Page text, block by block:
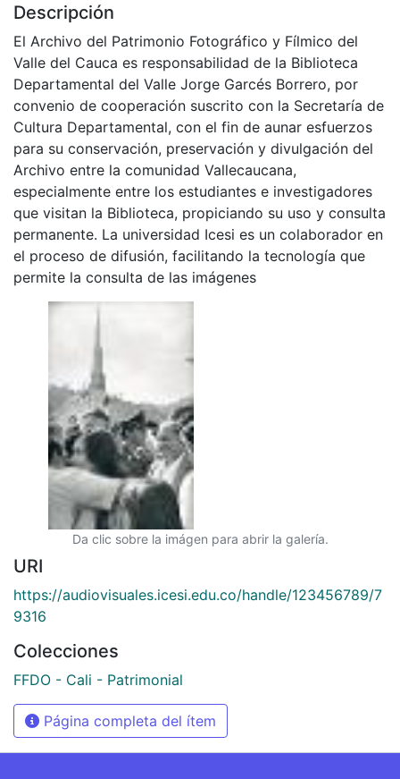
Descripción
El Archivo del Patrimonio Fotográfico y Fílmico del
Valle del Cauca es responsabilidad de la Biblioteca
Departamental del Valle Jorge Garcés Borrero, por
convenio de cooperación suscrito con la Secretaría de
Cultura Departamental, con el fin de aunar esfuerzos
para su conservación, preservación y divulgación del
Archivo entre la comunidad Vallecaucana,
especialmente entre los estudiantes e investigadores
que visitan la Biblioteca, propiciando su uso y consulta
permanente. La universidad Icesi es un colaborador en
el proceso de difusión, facilitando la tecnología que
permite la consulta de las imágenes
Da clic sobre la imágen para abrir la galería.
URI
https://audiovisuales.icesi.edu.co/handle/123456789/7
9316
Colecciones
FFDO - Cali - Patrimonial
Página completa del ítem